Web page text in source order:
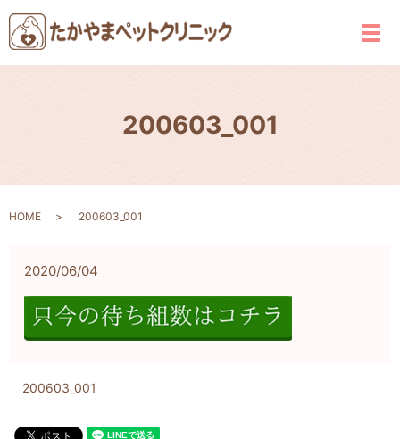
メ
200603_001
HOME 200603_001
2020/06/04
200603_001